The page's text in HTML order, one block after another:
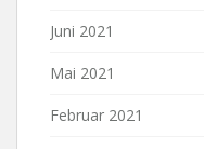
Juni 2021
Mai 2021
Februar 2021